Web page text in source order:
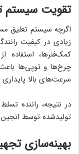
تقویت سیستم
اگرچه سیستم تعلیق
زیادی در کیفیت
کمک‌فنرها،
چرخ‌ها و توپی‌ها
سرعت‌های بالا
در نتیجه، راننده
تولیدشده توسط
بهینه‌سازی